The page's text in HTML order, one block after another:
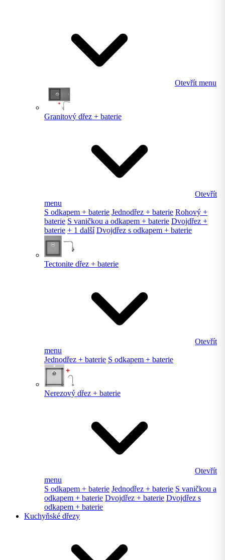
Otevřít menu
Granitový dřez + baterie
Otevřít
menu
S odkapem + baterie Jednodřez + baterie Rohový +
baterie S vaničkou a odkapem + baterie Dvojdřez +
baterie + 1 další Dvojdřez s odkapem + baterie
Tectonite dřez + baterie
Otevřít
menu
Jednodřez + baterie S odkapem + baterie
Nerezový dřez + baterie
Otevřít
menu
S odkapem + baterie Jednodřez + baterie S vaničkou a
odkapem + baterie Dvojdřez + baterie Dvojdřez s
odkapem + baterie
Kuchyňské dřezy